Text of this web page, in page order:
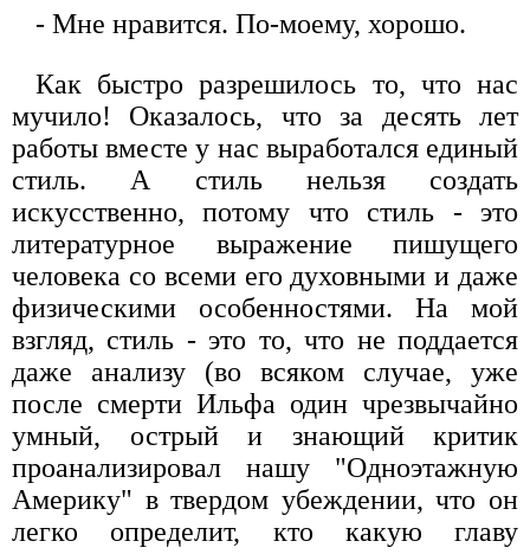
- Мне нравится. По-моему, хорошо.
Как быстро разрешилось то, что нас
мучило! Оказалось, что за десять лет
работы вместе у нас выработался единый
стиль. А стиль нельзя создать
искусственно, потому что стиль - это
литературное выражение пишущего
человека со всеми его духовными и даже
физическими особенностями. На мой
взгляд, стиль - это то, что не поддается
даже анализу (во всяком случае, уже
после смерти Ильфа один чрезвычайно
умный, острый и знающий критик
проанализировал нашу "Одноэтажную
Америку" в твердом убеждении, что он
легко определит, кто какую главу